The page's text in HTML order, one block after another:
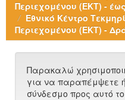
Περιεχομένου (ΕΚΤ) -
Εθνικό Κέντρο
Περιεχομένου (ΕΚΤ) -
Παρακαλώ
για να παραπέμψετε
σύνδεσμο προς αυτό